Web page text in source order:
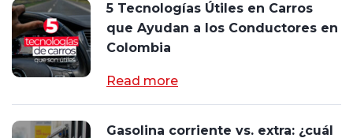
5 Tecnologías Útiles en Carros
que Ayudan a los Conductores en
Colombia
Read more
Gasolina corriente vs. extra: ¿cuál